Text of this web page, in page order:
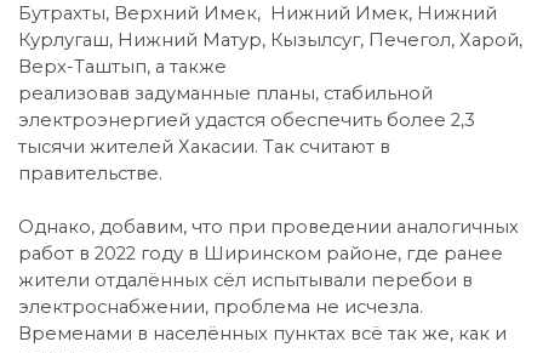
Бутрахты, Верхний Имек, Нижний Имек, Нижний
Курлугаш, Нижний Матур, Кызылсуг, Печегол, Харой,
Верх-Таштып, а также
реализовав задуманные планы, стабильной
электроэнергией удастся обеспечить более 2,3
тысячи жителей Хакасии. Так считают в
правительстве.
Однако, добавим, что при проведении аналогичных
работ в 2022 году в Ширинском районе, где ранее
жители отдалённых сёл испытывали перебои в
электроснабжении, проблема не исчезла.
Временами в населённых пунктах всё так же, как и